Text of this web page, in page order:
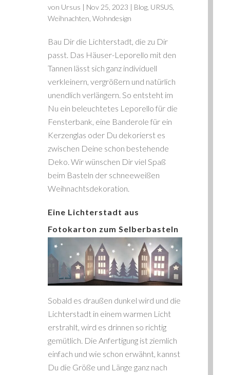
von Ursus | Nov 25, 2023 | Blog, URSUS,
Weihnachten Wohndesign
Bau Dir die Lichterstadt, die zu Dir
passt. Das Häuser-Leporello mit den
Tannen lässt sich ganz individuell
verkleinern, vergrößern und natürlich
unendlich verlängern. So entsteht im
Nu ein beleuchtetes Leporello für die
Fensterbank, eine Banderole für ein
Kerzenglas oder Du dekorierst es
zwischen Deine schon bestehende
Deko. Wir wünschen Dir viel Spaß
beim Basteln der schneeweißen
Weihnachtsdekoration.
Eine Lichterstadt aus
Fotokarton zum Selberbasteln
Sobald es draußen dunkel wird und die
Lichterstadt in einem warmen Licht
erstrahlt, wird es drinnen so richtig
gemütlich. Die Anfertigung ist ziemlich
einfach und wie schon erwähnt, kannst
Du die Größe und Länge ganz nach